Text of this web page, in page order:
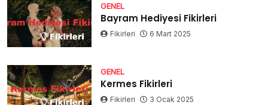
GENEL
Bayram Hediyesi Fikirleri
Fikirleri 6 Mart 2025
GENEL
Kermes Fikirleri
Fikirleri 3 Ocak 2025